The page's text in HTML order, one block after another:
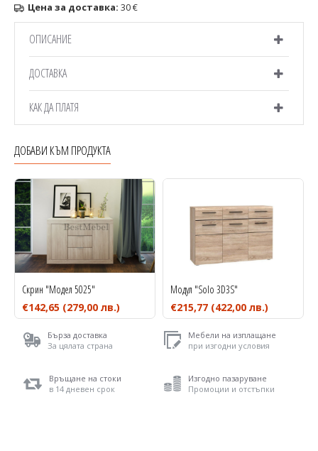
Цена за доставка: 30 €
ДОБАВИ КЪМ ПРОДУКТА
Скрин "Модел 5025"
€142,65 (279,00 лв.)
Модул "Solo 3D3S"
€215,77 (422,00 лв.)
Бърза доставка
За цялата страна
Мебели на изплащане
при изгодни условия
Връщане на стоки
в 14 дневен срок
Изгодно пазаруване
Промоции и отстъпки
ОПИСАНИЕ
ДОСТАВКА
КАК ДА ПЛАТЯ